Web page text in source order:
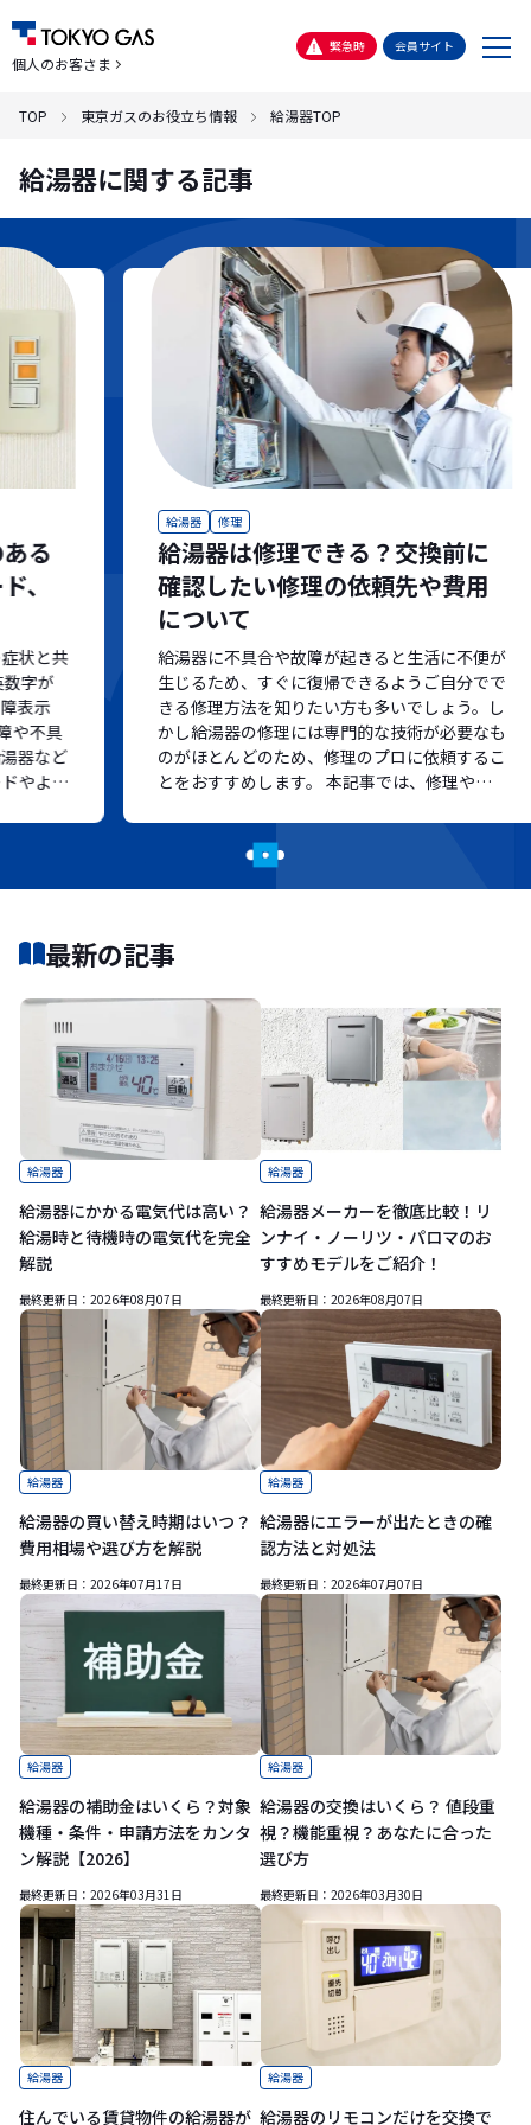
個人のお客さま
緊急時 会員サイト
メ
TOP 東京ガスのお役立ち情報 給湯器TOP
給湯器に関する記事
修理
給湯器は修理できる？交換前に
確認したい修理の依頼先や費用
について
給湯器に不具合や故障が起きると生活に不便が
生じるため、すぐに復帰できるようご自分でで
きる修理方法を知りたい方も多いでしょう。し
かし給湯器の修理には専門的な技術が必要なも
のがほとんどのため、修理のプロに依頼するこ
とをおすすめします。 本記事では、修理や交
紹介するので、給湯器の故障に対処するための
最新の記事
給湯器
給湯器にかかる電気代は高い？
給湯時と待機時の電気代を完全
解説
最終更新日： 2026年08月07日
給湯器
給湯器メーカーを徹底比較！リ
ンナイ・ノーリツ・パロマのお
すすめモデルをご紹介！
最終更新日： 2026年08月07日
給湯器
給湯器の買い替え時期はいつ？
費用相場や選び方を解説
最終更新日： 2026年07月17日
給湯器
給湯器にエラーが出たときの確
認方法と対処法
最終更新日： 2026年07月07日
給湯器
給湯器の補助金はいくら？対象
機種・条件・申請方法をカンタ
ン解説【2026】
最終更新日： 2026年03月31日
給湯器
給湯器の交換はいくら？ 値段重
視？機能重視？あなたに合った
選び方
最終更新日： 2026年03月30日
給湯器
住んでいる賃貸物件の給湯器が
給湯器
給湯器のリモコンだけを交換で